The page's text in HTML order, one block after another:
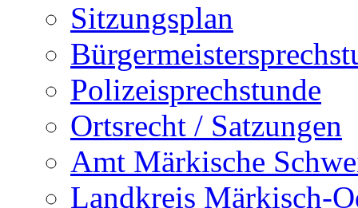
Sitzungsplan
Polizeisprechstunde
Ortsrecht / Satzungen
Amt Märkische
Landkreis Märkisch-